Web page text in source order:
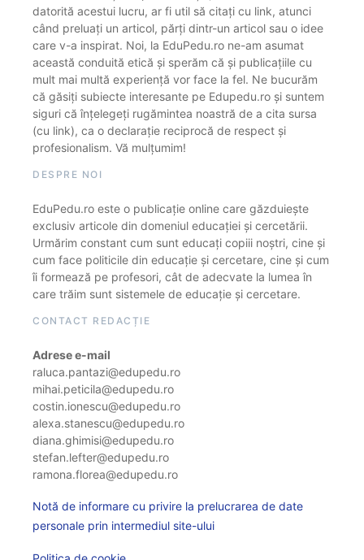
datorită acestui lucru, ar fi util să citați cu link, atunci
când preluați un articol, părți dintr-un articol sau o idee
care v-a inspirat. Noi, la EduPedu.ro ne-am asumat
această conduită etică și sperăm că și publicațiile cu
mult mai multă experiență vor face la fel. Ne bucurăm
că găsiți subiecte interesante pe Edupedu.ro și suntem
siguri că înțelegeți rugămintea noastră de a cita sursa
(cu link), ca o declarație reciprocă de respect și
profesionalism. Vă mulțumim!
DESPRE NOI
EduPedu.ro este o publicație online care găzduiește
exclusiv articole din domeniul educației și cercetării.
Urmărim constant cum sunt educați copiii noștri, cine și
cum face politicile din educație și cercetare, cine și cum
îi formează pe profesori, cât de adecvate la lumea în
care trăim sunt sistemele de educație și cercetare.
CONTACT REDACȚIE
Adrese e-mail
raluca.pantazi@edupedu.ro
mihai.peticila@edupedu.ro
costin.ionescu@edupedu.ro
alexa.stanescu@edupedu.ro
diana.ghimisi@edupedu.ro
stefan.lefter@edupedu.ro
ramona.florea@edupedu.ro
Notă de informare cu privire la prelucrarea de date
personale prin intermediul site-ului